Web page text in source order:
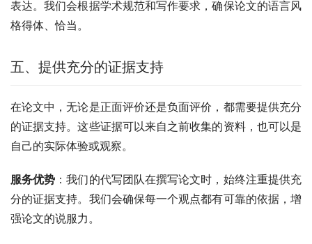
表达。我们会根据学术规范和写作要求，确保论文的语言风
格得体、恰当。
五、提供充分的证据支持
在论文中，无论是正面评价还是负面评价，都需要提供充分
的证据支持。这些证据可以来自之前收集的资料，也可以是
自己的实际体验或观察。
服务优势 ：我们的代写团队在撰写论文时，始终注重提供充
分的证据支持。我们会确保每一个观点都有可靠的依据，增
强论文的说服力。